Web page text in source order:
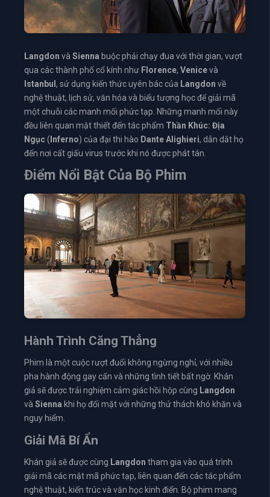
Langdon và Sienna buộc phải chạy đua với thời gian, vượt
qua các thành phố cổ kính như Florence, Venicevà
Istanbul , sử dụng kiến thức uyên bác của Langdon về
nghệ thuật, lịch sử, văn hóa và biểu tượng học để giải mã
một chuỗi các manh mối phức tạp. Những manh mối này
đều liên quan mật thiết đến tác phẩm Thần Khúc: Địa
Ngục( Inferno) của đại thi hào Dante Alighieri, dẫn dắt họ
đến nơi cất giấu virus trước khi nó được phát tán.
Điểm Nổi Bật Của Bộ Phim
Hành Trình Căng Thẳng
Phim là một cuộc rượt đuổi không ngừng nghỉ, với nhiều
pha hành động gay cấn và những tình tiết bất ngờ. Khán
giả sẽ được trải nghiệm cảm giác hồi hộp cùng Langdon
và Sienna khi họ đối mặt với những thử thách khó khăn và
nguy hiểm.
Giải Mã Bí Ẩn
Khán giả sẽ được cùng Langdon tham gia vào quá trình
giải mã các mật mã phức tạp, liên quan đến các tác phẩm
nghệ thuật, kiến trúc và văn học kinh điển. Bộ phim mang